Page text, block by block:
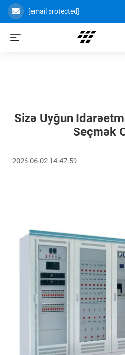
[email protected]
Sizə Uyğun
Seçmək
2026-06-02 14:47:59